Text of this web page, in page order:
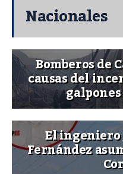
Nacionales
Bomberos de
causas del
El ingeniero
Fernández